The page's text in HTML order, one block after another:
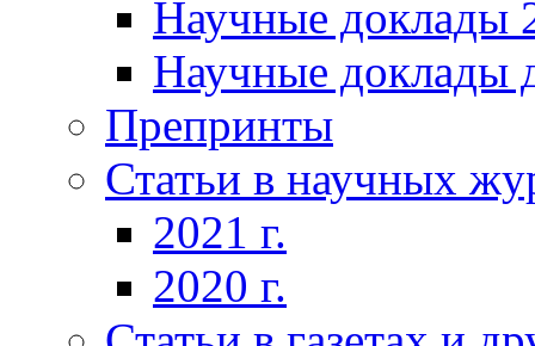
Научные доклады
Научные доклады
Препринты
Статьи в научных
2021 г.
2020 г.